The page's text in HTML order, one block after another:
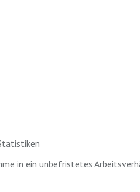
in ein unbefristetes